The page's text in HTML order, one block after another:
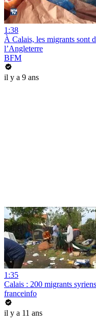
1:38
À Calais, les migrants sont
l’Angleterre
BFM
il y a 9 ans
1:35
Calais : 200 migrants
franceinfo
il y a 11 ans